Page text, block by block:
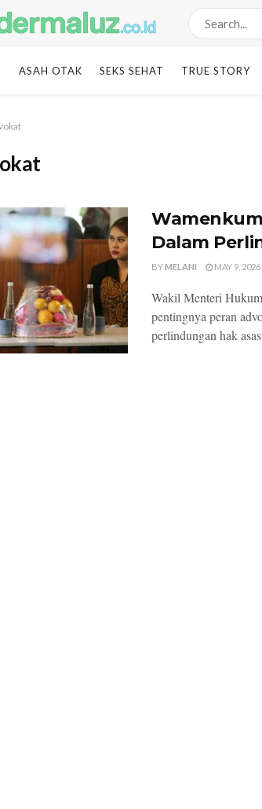
ASAH OTAK SEKS SEHAT TRUE STORY
Dalam
BYMELANI MAY 9, 2026
Wakil Menteri
pentingnya peran
perlindungan hak